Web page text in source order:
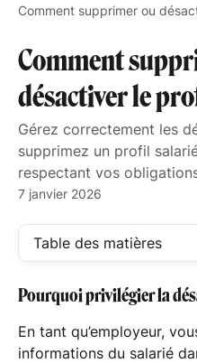
Comment supprimer ou
Comment
désactiver le
Gérez correctement les
supprimez un profil
respectant vos
7 janvier 2026
Table des matières
Pourquoi privilégier la
En tant qu’employeur,
informations du salarié